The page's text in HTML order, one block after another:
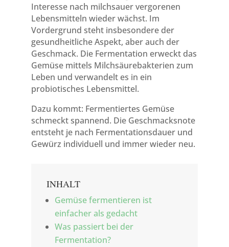
Interesse nach milchsauer vergorenen
Lebensmitteln wieder wächst. Im
Vordergrund steht insbesondere der
gesundheitliche Aspekt, aber auch der
Geschmack. Die Fermentation erweckt das
Gemüse mittels Milchsäurebakterien zum
Leben und verwandelt es in ein
probiotisches Lebensmittel.
Dazu kommt: Fermentiertes Gemüse
schmeckt spannend. Die Geschmacksnote
entsteht je nach Fermentationsdauer und
Gewürz individuell und immer wieder neu.
INHALT
Gemüse fermentieren ist
einfacher als gedacht
Was passiert bei der
Fermentation?